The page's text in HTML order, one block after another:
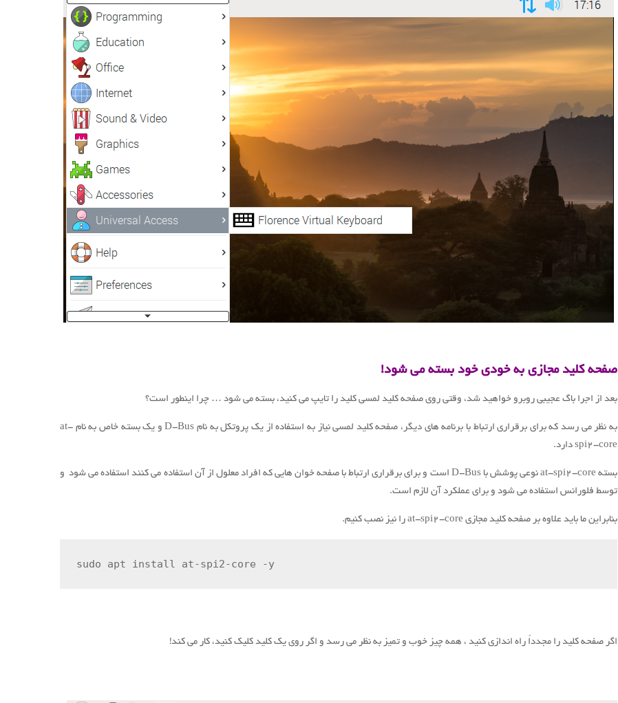
صفحه کلید مجازی به خودی خود بسته می شود!
بعد از اجرا باگ عجیبی روبرو خواهید شد، وقتی روی صفحه کلید لمسی کلید را تایپ می کنید، بسته می شود … چرا اینطور است؟
به نظر می رسد که برای برقراری ارتباط با برنامه های دیگر، صفحه کلید لمسی نیاز به استفاده از یک پروتکل به نام D-Bus و یک بسته خاص به نام at-
spi2-core دارد.
بسته at-spi2-core نوعی پوشش با D-Bus است و برای برقراری ارتباط با صفحه خوان هایی که افراد معلول از آن استفاده می کنند استفاده می شود
و
توسط فلورانس استفاده می شود و برای عملکرد آن لازم است.
بنابراین ما باید علاوه بر صفحه کلید مجازی at-spi2-core را نیز نصب کنیم.
sudo apt install at-spi2-core -y
اگر صفحه کلید را مجدداً راه اندازی کنید ، همه چیز خوب و تمیز به نظر می رسد و اگر روی یک کلید کلیک کنید، کار می کند!